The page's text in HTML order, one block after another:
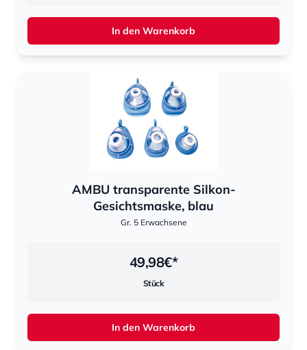
In den Warenkorb
AMBU transparente Silkon-
Gesichtsmaske, blau
Gr. 5 Erwachsene
49,98€*
Stück
In den Warenkorb